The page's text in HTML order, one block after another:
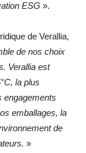
ESG ».
de Verallia,
de nos choix
Verallia est
la plus
engagements
emballages, la
de
»